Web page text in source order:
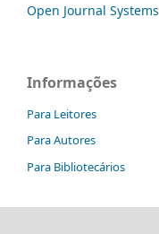
Open Journal Systems
Informações
Para Leitores
Para Autores
Para Bibliotecários